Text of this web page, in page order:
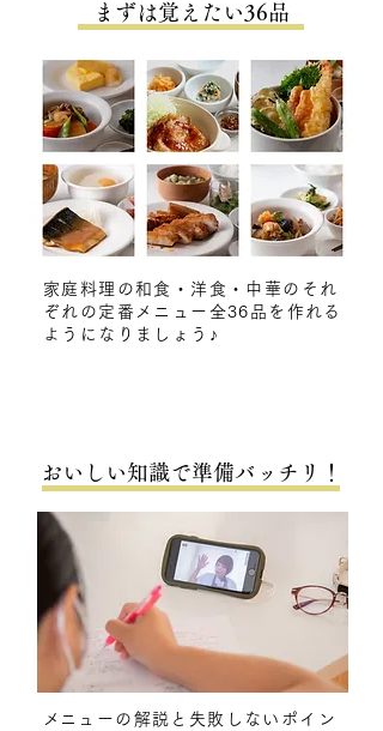
まずは覚えたい36品
家庭料理の和食・洋食・中華のそれ
ぞれの定番メニュー全36品を作れる
ようになりましょう♪
​おいしい知識で準備バッチリ！
​メニューの解説と失敗しないポイン